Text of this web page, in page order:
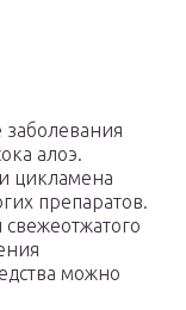
алоэ.
цикламена
препаратов.
можно